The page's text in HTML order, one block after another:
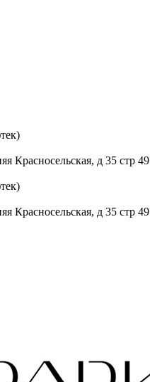
Красносельская, д 35 стр 49
Красносельская, д 35 стр 49